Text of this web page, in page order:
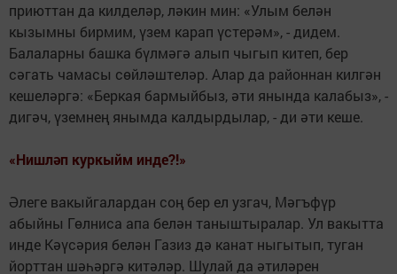
приюттан да килделәр, ләкин мин: «Улым белән
кызымны бирмим, үзем карап үстерәм», - дидем.
Балаларны башка бүлмәгә алып чыгып китеп, бер
сәгать чамасы сөйләштеләр. Алар да районнан килгән
кешеләргә: «Беркая бармыйбыз, әти янында калабыз», -
дигәч, үземнең янымда калдырдылар, - ди әти кеше.
«Нишләп куркыйм инде?!»
Әлеге вакыйгалардан соң бер ел узгач, Мәгъфүр
абыйны Гөлниса апа белән таныштыралар. Ул вакытта
инде Кәүсәрия белән Газиз дә канат ныгытып, туган
йорттан шәһәргә китәләр. Шулай да әтиләрен